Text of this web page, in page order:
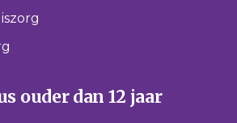
ouder dan 12 jaar